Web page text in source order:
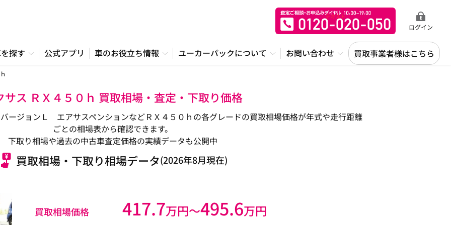
ログイン
探す 公式アプリ 車のお役立ち情報 ユーカーパックについて お問い合わせ 買取事業者様はこちら
サス ＲＸ４５０ｈ 買取相場・査定・下取り価格
ージョンＬ エアサスペンションなどＲＸ４５０ｈの各グレードの買取相場価格が年式や走行距離
ごとの相場表から確認できます。
下取り相場や過去の中古車査定価格の実績データも公開中
買取相場・下取り相場データ(2026年8月現在)
買取相場価格 417.7万円〜495.6万円